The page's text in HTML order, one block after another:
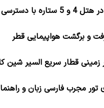
با دسترسی عالی
و برگشت هواپیمایی قطر
زمینی قطار سریع السیر شین
تور مجرب فارسی زبان و